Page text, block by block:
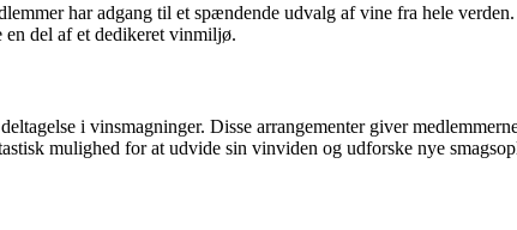
har adgang til et spændende udvalg af vine fra hele
del af et dedikeret vinmiljø.
i vinsmagninger. Disse arrangementer giver
mulighed for at udvide sin vinviden og udforske nye